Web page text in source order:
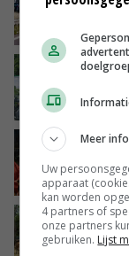
te
Meer
Uw
apparaat
kan worden
4 partners of
onze partners
gebruiken. Lijst